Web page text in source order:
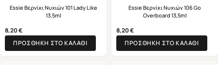
Essie Βερνίκι Νυχιών 101 Lady Like
13,5ml
8,20€
ΠΡΟΣΘΉΚΗ ΣΤΟ ΚΑΛΆΘΙ
Essie Βερνίκι Νυχιών 106 Go
Overboard 13,5ml
8,20€
ΠΡΟΣΘΉΚΗ ΣΤΟ ΚΑΛΆΘΙ